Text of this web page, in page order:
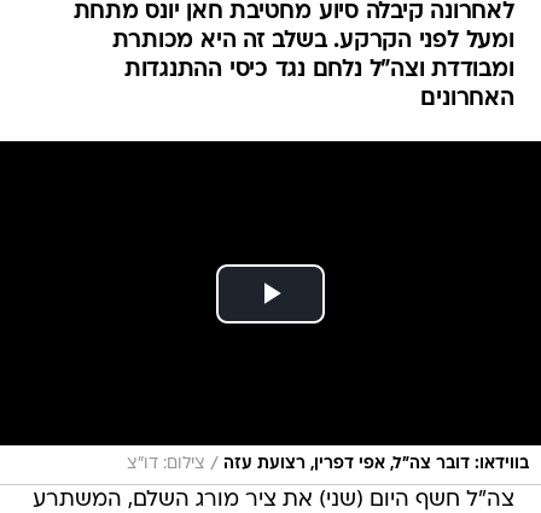
לאחרונה קיבלה סיוע מחטיבת חאן יונס מתחת
ומעל לפני הקרקע. בשלב זה היא מכותרת
ומבודדת וצה"ל נלחם נגד כיסי ההתנגדות
האחרונים
בווידאו: דובר צה"ל, אפי דפרין, רצועת עזה / צילום: דו"צ
צה"ל חשף היום (שני) את ציר מורג השלם, המשתרע